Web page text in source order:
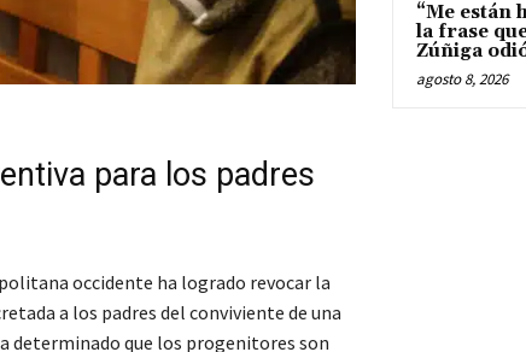
para los padres
occidente ha logrado revocar la
a los padres del conviviente de una
determinado que los progenitores son
“Me están
la frase
Zúñiga
agosto 8, 2026